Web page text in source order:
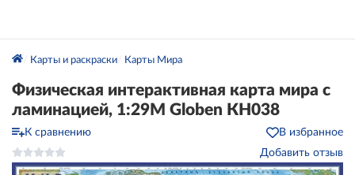
Карты и раскраски Карты Мира
Физическая интерактивная карта мира с
ламинацией, 1:29М Globen КН038
К сравнению
В избранное
Добавить отзыв